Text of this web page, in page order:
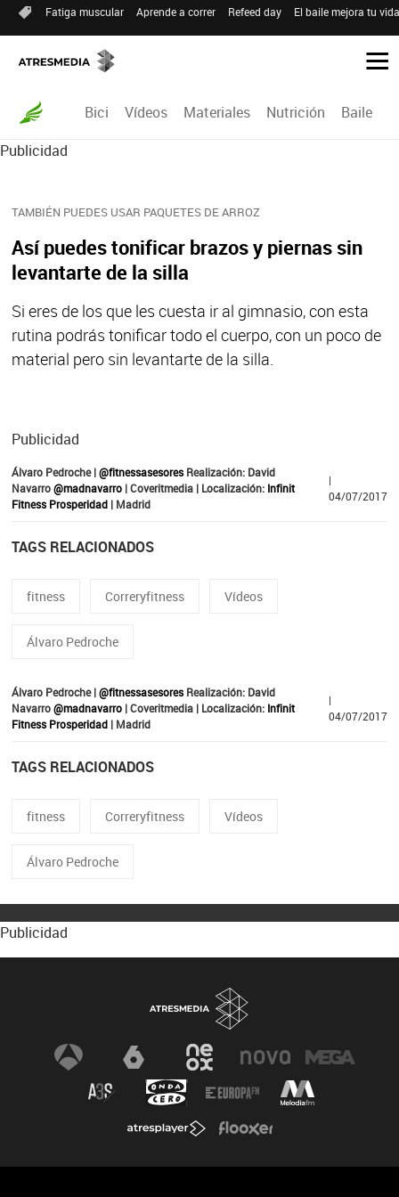
Fatiga muscular Aprende a correr Refeed day El baile mejora tu
Bici Vídeos Materiales Nutrición Baile
Publicidad
TAMBIÉN PUEDES USAR PAQUETES DE ARROZ
Así puedes tonificar brazos y piernas sin
levantarte de la silla
Si eres de los que les cuesta ir al gimnasio, con esta
rutina podrás tonificar todo el cuerpo, con un poco de
material pero sin levantarte de la silla.
Publicidad
Álvaro Pedroche |@fitnessasesoresRealización: David
Navarro@madnavarro| Coveritmedia | Localización: Infinit
Fitness Prosperidad| Madrid
|
04/07/2017
TAGS RELACIONADOS
fitness Correryfitness Vídeos
Álvaro Pedroche
Álvaro Pedroche |@fitnessasesoresRealización: David
Navarro@madnavarro| Coveritmedia | Localización: Infinit
Fitness Prosperidad| Madrid
|
04/07/2017
TAGS RELACIONADOS
fitness Correryfitness Vídeos
Álvaro Pedroche
Publicidad